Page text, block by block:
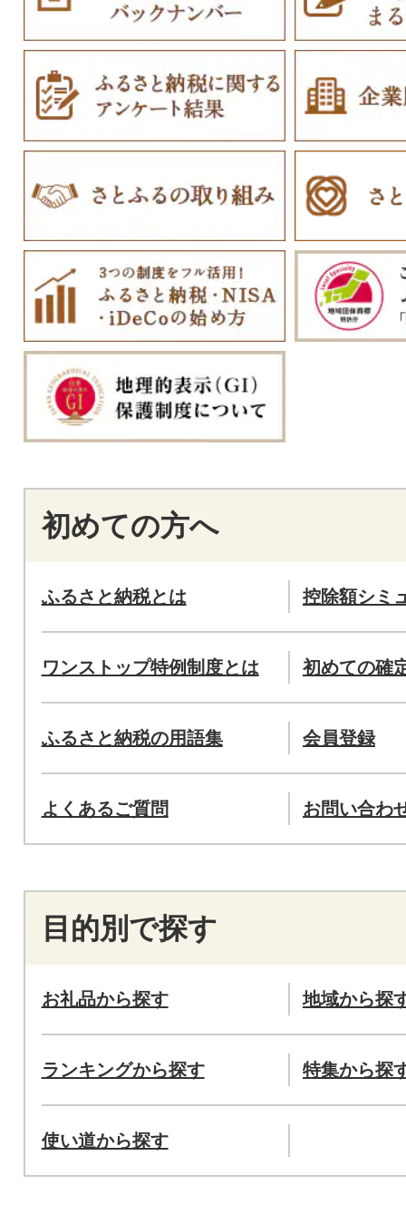
初めての方へ
ふるさと納税とは 控除額シミ
ワンストップ特例制度とは 初めての確
ふるさと納税の用語集 会員登録
よくあるご質問 お問い合わ
目的別で探す
お礼品から探す 地域から探
ランキングから探す 特集から探
使い道から探す